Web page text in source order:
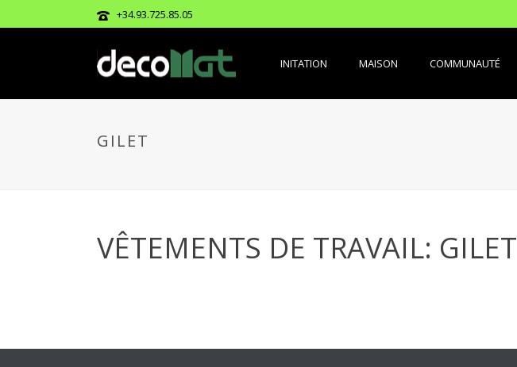
+34.93.725.85.05
INITATION MAISON COMMUNAUTÉ
GILET
VÊTEMENTS DE TRAVAIL: GILET